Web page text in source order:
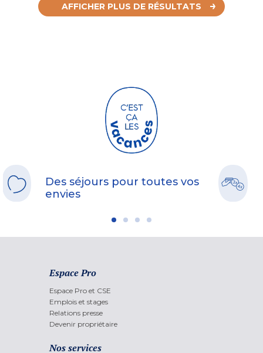
AFFICHER PLUS DE RÉSULTATS
Des séjours pour toutes vos
envies
Espace Pro
Espace Pro et CSE
Emplois et stages
Relations presse
Devenir propriétaire
Nos services